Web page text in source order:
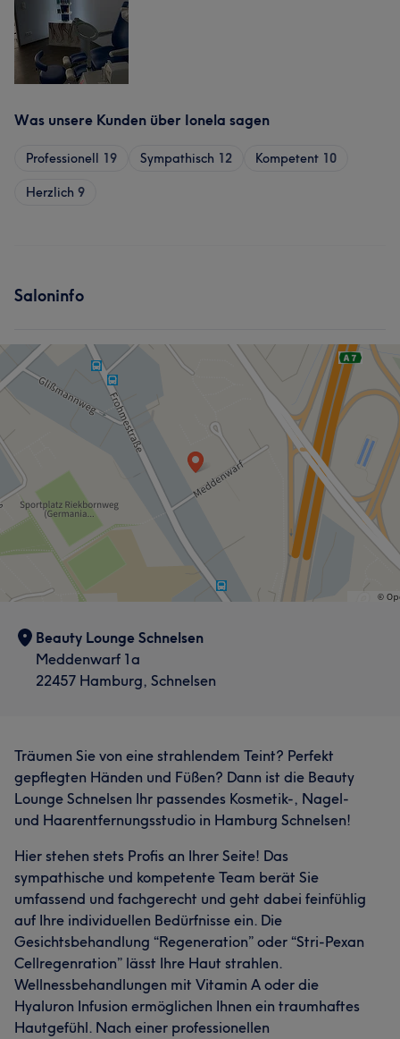
Was unsere Kunden über Ionela sagen
Professionell 19 Sympathisch 12 Kompetent 10
Herzlich 9
Saloninfo
Beauty Lounge Schnelsen
Meddenwarf 1a
22457 Hamburg, Schnelsen
Träumen Sie von eine strahlendem Teint? Perfekt
gepflegten Händen und Füßen? Dann ist die Beauty
Lounge Schnelsen Ihr passendes Kosmetik-, Nagel-
und Haarentfernungsstudio in Hamburg Schnelsen!
Hier stehen stets Profis an Ihrer Seite! Das
sympathische und kompetente Team berät Sie
umfassend und fachgerecht und geht dabei feinfühlig
auf Ihre individuellen Bedürfnisse ein. Die
Gesichtsbehandlung “Regeneration” oder “Stri-Pexan
Cellregenration” lässt Ihre Haut strahlen.
Wellnessbehandlungen mit Vitamin A oder die
Hyaluron Infusion ermöglichen Ihnen ein traumhaftes
Hautgefühl. Nach einer professionellen